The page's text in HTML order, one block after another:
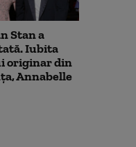
Stan a
Iubita
originar din
Annabelle